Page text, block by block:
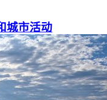
城市活动